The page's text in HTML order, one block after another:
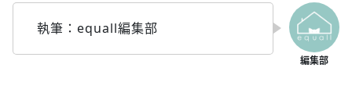
執筆：equall編集部